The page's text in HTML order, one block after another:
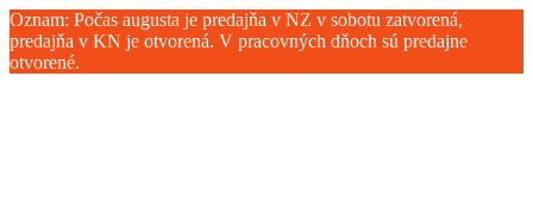
Oznam: Počas augusta je predajňa v NZ v sobotu zatvorená,
predajňa v KN je otvorená. V pracovných dňoch sú predajne
otvorené.